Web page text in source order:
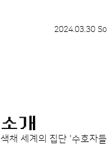
2024.03.30
소개
색채 세계의 집단 '수호자